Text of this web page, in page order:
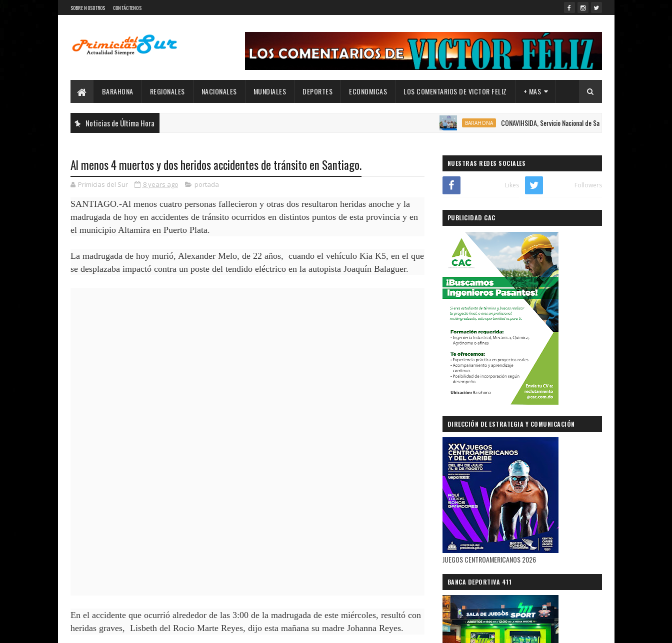
SOBRE NOSOTROS CONTÁCTENOS
BARAHONA REGIONALES NACIONALES MUNDIALES DEPORTES ECONOMICAS LOS COMENTARIOS DE VICTOR FELIZ + MAS
Noticias de Última Hora BARAHONA CONAVIHSIDA, Servicio Nacional de Salud (SNS), UNFPA Y LA MESA TÉCNICA
Al menos 4 muertos y dos heridos accidentes de tránsito en Santiago.
Primicias del Sur 8 years ago portada
SANTIAGO.-Al menos cuatro personas fallecieron y otras dos resultaron heridas anoche y la
madrugada de hoy en accidentes de tránsito ocurridos en distintos puntos de esta provincia y en
el municipio Altamira en Puerto Plata.
La madrugada de hoy murió, Alexander Melo, de 22 años, cuando el vehículo Kia K5, en el que
se desplazaba impactó contra un poste del tendido eléctrico en la autopista Joaquín Balaguer.
En el accidente que ocurrió alrededor de las 3:00 de la madrugada de este miércoles, resultó con
heridas graves, Lisbeth del Rocio Marte Reyes, dijo esta mañana su madre Johanna Reyes.
NUESTRAS REDES SOCIALES
Likes Followers
PUBLICIDAD CAC
DIRECCIÓN DE ESTRATEGIA Y COMUNICACIÓN
GUBERNAMENTAL
JUEGOS CENTROAMERICANOS 2026
BANCA DEPORTIVA 411